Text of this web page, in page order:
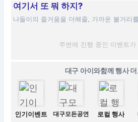
여기서 또 뭐 하지?
나들이의 즐거움을 더해줄, 가까운 볼거리
주변에 진행 중인 이벤트가
대구 아이와함께 행사
인기이벤트 대구모든공연 로컬 행사